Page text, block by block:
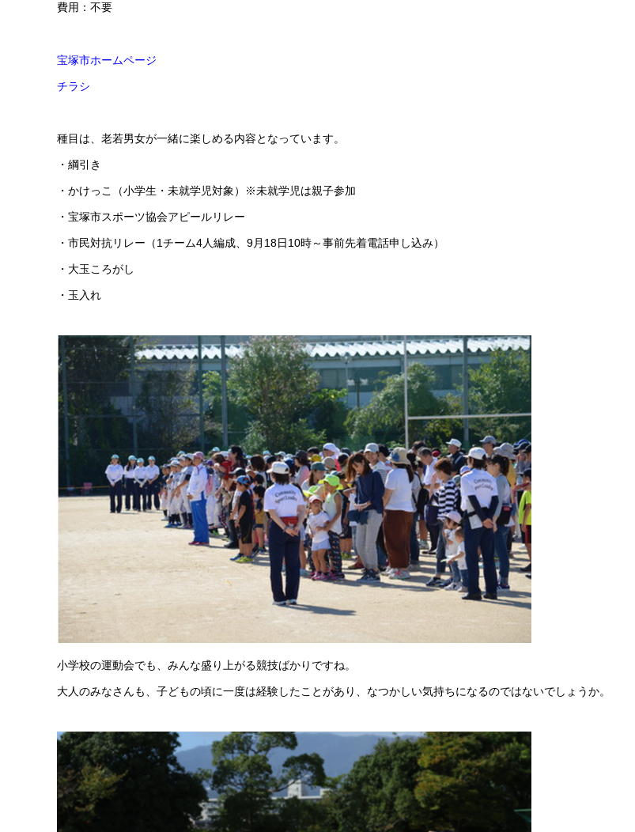
費用：不要
宝塚市ホームページ
チラシ
種目は、老若男女が一緒に楽しめる内容となっています。
・綱引き
・かけっこ（小学生・未就学児対象）※未就学児は親子参加
・宝塚市スポーツ協会アピールリレー
・市民対抗リレー（1チーム4人編成、9月18日10時～事前先着電話申し込み）
・大玉ころがし
・玉入れ
小学校の運動会でも、みんな盛り上がる競技ばかりですね。
大人のみなさんも、子どもの頃に一度は経験したことがあり、なつかしい気持ちになるのではないでしょうか。